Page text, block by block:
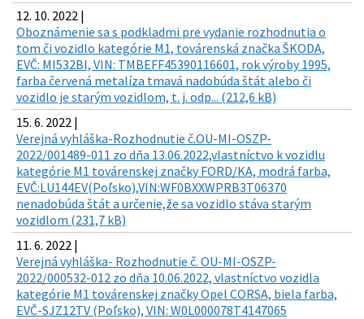
12. 10. 2022 |
Oboznámenie sa s podkladmi pre vydanie rozhodnutia o
tom či vozidlo kategórie M1, továrenská značka ŠKODA,
EVČ: MI532BI, VIN: TMBEFF45390116601, rok výroby 1995,
farba červená metalíza tmavá nadobúda štát alebo či
vozidlo je starým vozidlom, t. j. odp... (212,6 kB)
15. 6. 2022 |
Verejná vyhláška-Rozhodnutie č.OU-MI-OSZP-
2022/001489-011 zo dňa 13.06.2022,vlastníctvo k vozidlu
kategórie M1 továrenskej značky FORD/KA, modrá farba,
EVČ:LU144EV(Poľsko),VIN:WF0BXXWPRB3T06370
nenadobúda štát a určenie,že sa vozidlo stáva starým
vozidlom (231,7 kB)
11. 6. 2022 |
Verejná vyhláška- Rozhodnutie č. OU-MI-OSZP-
2022/000532-012 zo dňa 10.06.2022, vlastníctvo vozidla
kategórie M1 továrenskej značky Opel CORSA, biela farba,
EVČ-SJZ12TV (Poľsko), VIN: W0L000078T4147065